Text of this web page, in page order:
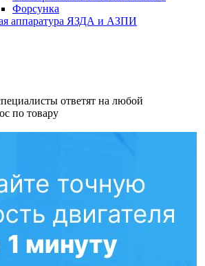
Форсунка
аппаратура ЯЗДА и АЗПИ
ответят на любой
по товару